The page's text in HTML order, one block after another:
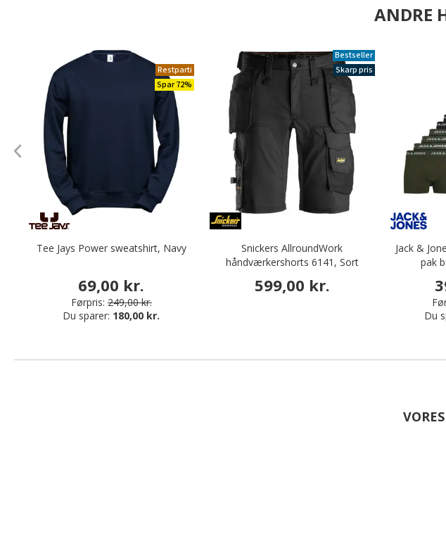
ANDRE
Restparti
Spar 72%
Tee Jays Power sweatshirt, Navy
69,00 kr.
Førpris: 249,00 kr.
Du sparer: 180,00 kr.
Bestseller
Skarp pris
Snickers AllroundWork
håndværkershorts 6141, Sort
599,00 kr.
Jack &
pak
Du